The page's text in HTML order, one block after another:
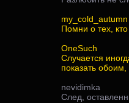
my_cold_autumn
Помни о тех,
OneSuch
Случается
показать
nevidimka
След,